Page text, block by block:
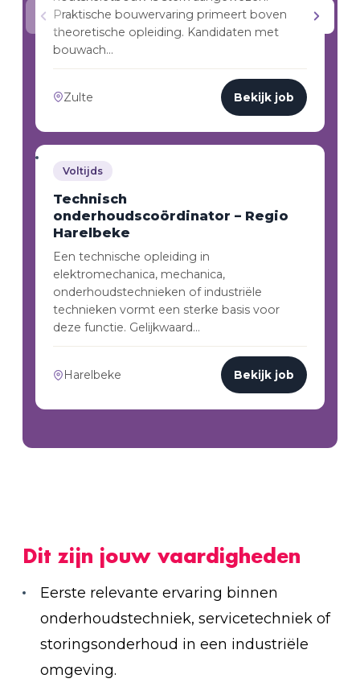
Praktische bouwervaring primeert boven
theoretische opleiding. Kandidaten met
bouwach…
Zulte Bekijk job
Voltijds
Technisch
onderhoudscoördinator – Regio
Harelbeke
Een technische opleiding in
elektromechanica, mechanica,
onderhoudstechnieken of industriële
technieken vormt een sterke basis voor
deze functie. Gelijkwaard…
Harelbeke Bekijk job
Dit zijn jouw vaardigheden
Eerste relevante ervaring binnen
onderhoudstechniek, servicetechniek of
storingsonderhoud in een industriële
omgeving.